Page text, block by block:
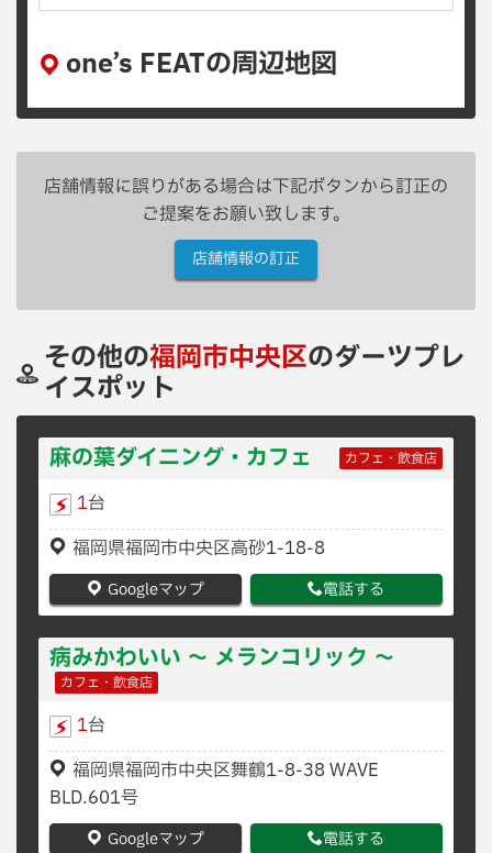
one’s FEATの周辺地図
店舗情報に誤りがある場合は下記ボタンから訂正の
ご提案をお願い致します。
店舗情報の訂正
その他の福岡市中央区のダーツプレ
イスポット
麻の葉ダイニング・カフェ カフェ・飲食店
1台
福岡県福岡市中央区高砂1-18-8
Googleマップ 電話する
病みかわいい 〜 メランコリック 〜
カフェ・飲食店
1台
福岡県福岡市中央区舞鶴1-8-38 WAVE
BLD.601号
Googleマップ 電話する